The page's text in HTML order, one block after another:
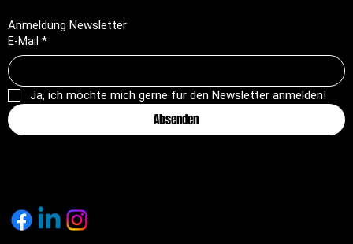
Anmeldung Newsletter
E-Mail *
Ja, ich möchte mich gerne für den Newsletter anmelden!
Absenden